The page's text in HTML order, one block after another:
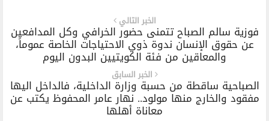
الخبر التالي
فوزية سالم الصباح تتمنى حضور الخرافي وكل المدافعين
عن حقوق الإنسان ندوة ذوي الاحتياجات الخاصة عموماً،
والمعاقين من فئة الكويتيين البدون اليوم
الخبر السابق
الصباحية ساقطة من حسبة وزارة الداخلية، فالداخل اليها
مفقود والخارج منها مولود.. نهار عامر المحفوظ يكتب عن
معاناة أهلها